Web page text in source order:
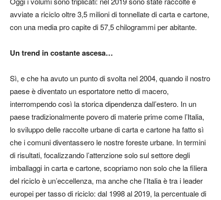
avviate a riciclo oltre 3,5 milioni di tonnellate di carta e cartone,
con una media pro capite di 57,5 chilogrammi per abitante.
Un trend in costante ascesa…
Sì, e che ha avuto un punto di svolta nel 2004, quando il nostro
paese è diventato un esportatore netto di macero,
interrompendo così la storica dipendenza dall’estero. In un
paese tradizionalmente povero di materie prime come l’Italia,
lo sviluppo delle raccolte urbane di carta e cartone ha fatto sì
che i comuni diventassero le nostre foreste urbane. In termini
di risultati, focalizzando l’attenzione solo sul settore degli
imballaggi in carta e cartone, scopriamo non solo che la filiera
del riciclo è un’eccellenza, ma anche che l’Italia è tra i leader
europei per tasso di riciclo: dal 1998 al 2019, la percentuale di